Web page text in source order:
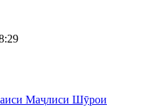
Маҷлиси Шӯрои